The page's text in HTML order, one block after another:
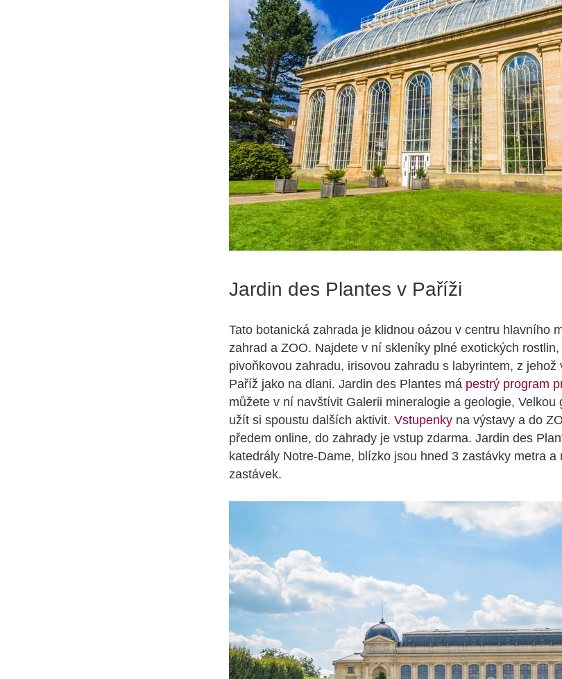
Jardin des Plantes v Paříži
Tato botanická zahrada je klidnou oázou v centru hlavního
zahrad a ZOO. Najdete v ní skleníky plné exotických
pivoňkovou zahradu, irisovou zahradu s labyrintem, z jehož
Paříž jako na dlani. Jardin des Plantes má pestrý program
můžete v ní navštívit Galerii mineralogie a geologie, Velkou
užít si spoustu dalších aktivit. Vstupenky na výstavy a do
předem online, do zahrady je vstup zdarma. Jardin des
katedrály Notre-Dame, blízko jsou hned 3 zastávky metra a
zastávek.